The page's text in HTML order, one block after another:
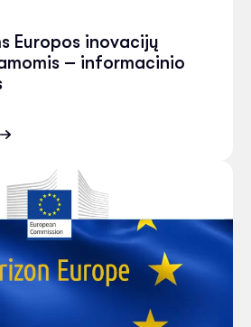
Europos inovacijų
– informacinio